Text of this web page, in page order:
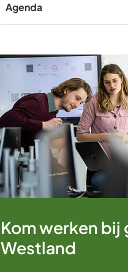
Agenda
Kom werken bij
Westland